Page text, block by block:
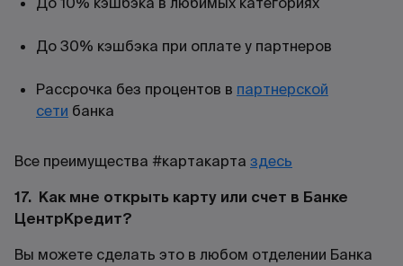
До 30% кэшбэка при оплате у партнеров
Рассрочка без процентов в партнерской
сети банка
Все преимущества #картакарта здесь
17. Как мне открыть карту или счет в Банке
ЦентрКредит?
Вы можете сделать это в любом отделении Банка